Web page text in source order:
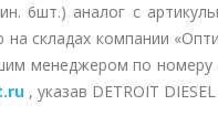
6шт.) аналог с
складах компании
менеджером по номеру
, указав DETROIT